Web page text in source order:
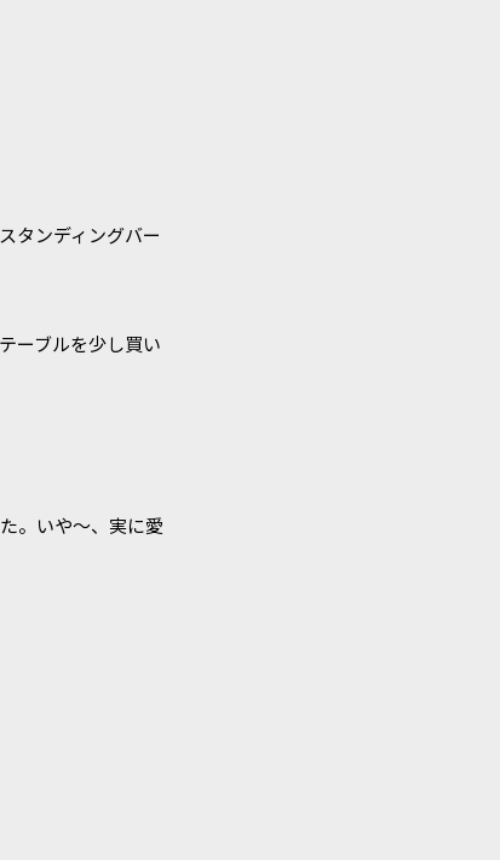
タンディングバー
ーブルを少し買い
。いや〜、実に愛